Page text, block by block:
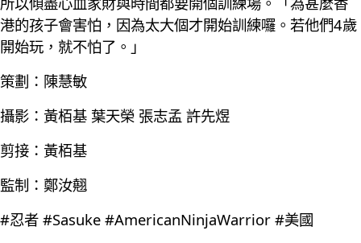
港的孩子會害怕，因為太大個才開始訓練囉。若他們4歲
開始玩，就不怕了。」
策劃：陳慧敏
攝影：黃栢基 葉天榮 張志孟 許先煜
剪接：黃栢基
監制：鄭汝翹
#忍者 #Sasuke #AmericanNinjaWarrior #美國